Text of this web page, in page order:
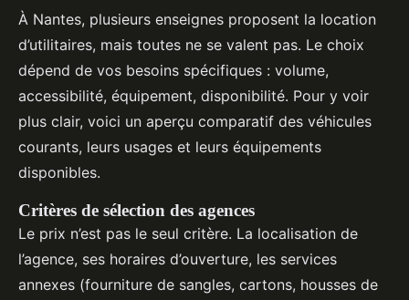
À Nantes, plusieurs enseignes proposent la location
d’utilitaires, mais toutes ne se valent pas. Le choix
dépend de vos besoins spécifiques : volume,
accessibilité, équipement, disponibilité. Pour y voir
plus clair, voici un aperçu comparatif des véhicules
courants, leurs usages et leurs équipements
disponibles.
Critères de sélection des agences
Le prix n’est pas le seul critère. La localisation de
l’agence, ses horaires d’ouverture, les services
annexes (fourniture de sangles, cartons, housses de